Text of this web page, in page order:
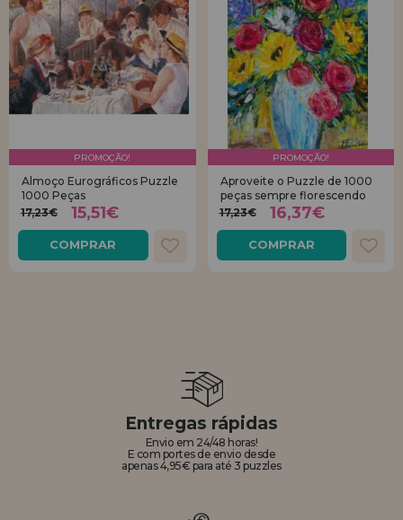
PROMOÇÃO!
Almoço Eurográficos Puzzle
1000 Peças
17,23€
15,51€
COMPRAR
PROMOÇÃO!
Aproveite o Puzzle de 1000
peças sempre florescendo
17,23€
16,37€
COMPRAR
Entregas rápidas
Envio em 24/48 horas!
E com portes de envio desde
apenas 4,95€ para até 3 puzzles